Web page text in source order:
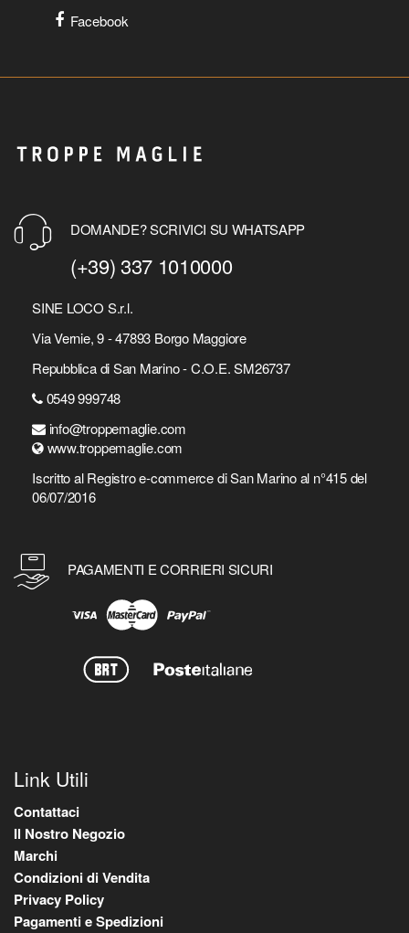
Facebook
DOMANDE? SCRIVICI SU WHATSAPP
(+39) 337 1010000
SINE LOCO S.r.l.
Via Vernie, 9 - 47893 Borgo Maggiore
Repubblica di San Marino - C.O.E. SM26737
0549 999748
info@troppemaglie.com
www.troppemaglie.com
Iscritto al Registro e-commerce di San Marino al n°415 del
06/07/2016
PAGAMENTI E CORRIERI SICURI
Link Utili
Contattaci
Il Nostro Negozio
Marchi
Condizioni di Vendita
Privacy Policy
Pagamenti e Spedizioni